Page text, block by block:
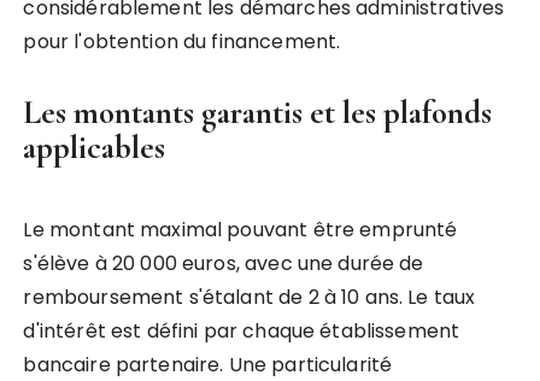
considérablement les démarches administratives
pour l'obtention du financement.
Les montants garantis et les plafonds
applicables
Le montant maximal pouvant être emprunté
s'élève à 20 000 euros, avec une durée de
remboursement s'étalant de 2 à 10 ans. Le taux
d'intérêt est défini par chaque établissement
bancaire partenaire. Une particularité